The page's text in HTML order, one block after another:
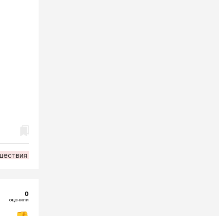
0
оценили